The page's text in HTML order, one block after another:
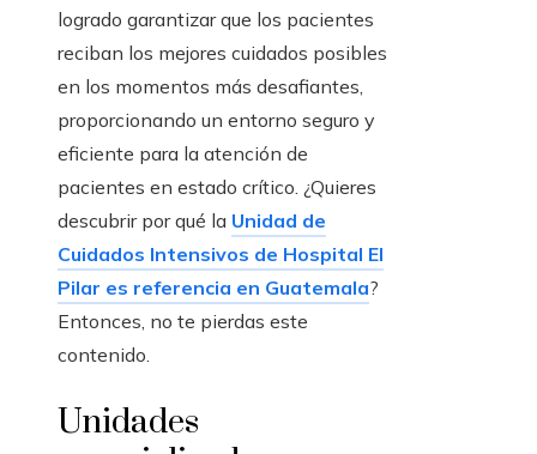
logrado garantizar que los pacientes
reciban los mejores cuidados posibles
en los momentos más desafiantes,
proporcionando un entorno seguro y
eficiente para la atención de
pacientes en estado crítico. ¿Quieres
descubrir por qué la Unidad de
Cuidados Intensivos de Hospital El
Pilar es referencia en Guatemala?
Entonces, no te pierdas este
contenido.
Unidades